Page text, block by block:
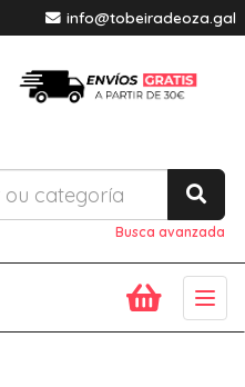
info@tobeiradeoza.gal
Busca avanzada